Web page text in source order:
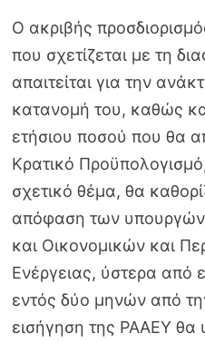
Ο ακριβής
που σχετίζεται με τη
απαιτείται για την
κατανομή του, καθώς
ετήσιου ποσού που θα
Κρατικό
σχετικό θέμα, θα
απόφαση των υπουργών
και Οικονομικών και
Ενέργειας, ύστερα από
εντός δύο μηνών από
εισήγηση της ΡΑΑΕΥ θα